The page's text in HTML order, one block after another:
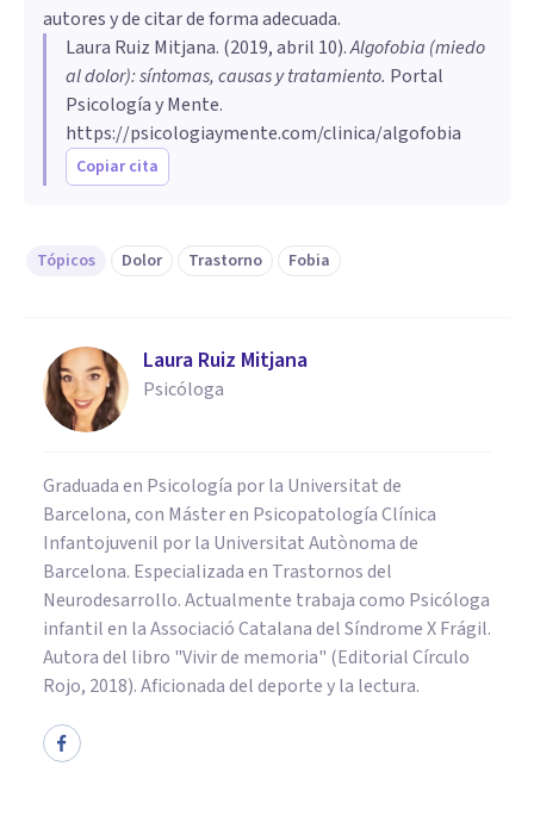
autores y de citar de forma adecuada.
Laura Ruiz Mitjana. (2019, abril 10).Algofobia (miedo
al dolor): síntomas, causas y tratamiento. Portal
Psicología y Mente.
https://psicologiaymente.com/clinica/algofobia
Copiar cita
Tópicos Dolor Trastorno Fobia
Laura Ruiz Mitjana
Psicóloga
Graduada en Psicología por la Universitat de
Barcelona, con Máster en Psicopatología Clínica
Infantojuvenil por la Universitat Autònoma de
Barcelona. Especializada en Trastornos del
Neurodesarrollo. Actualmente trabaja como Psicóloga
infantil en la Associació Catalana del Síndrome X Frágil.
Autora del libro "Vivir de memoria" (Editorial Círculo
Rojo, 2018). Aficionada del deporte y la lectura.